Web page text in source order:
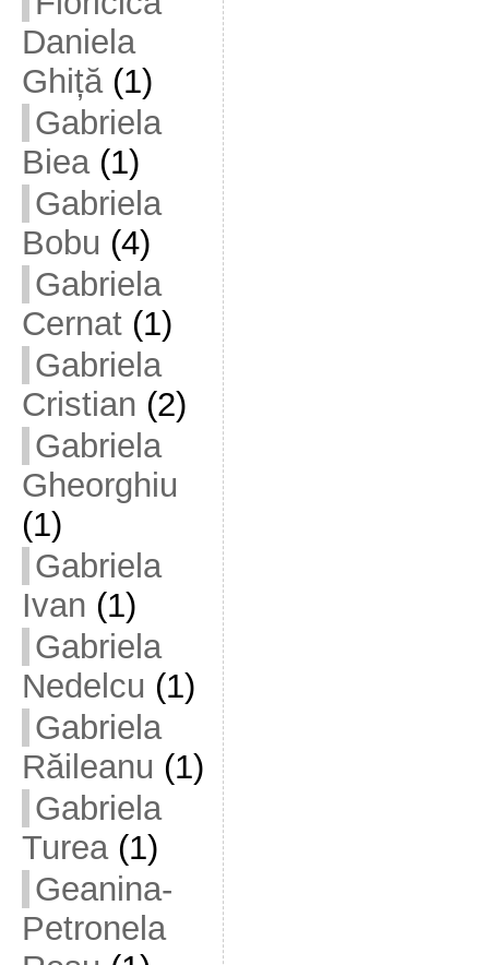
Daniela
Ghiță(1)
Gabriela
Biea(1)
Gabriela
Bobu (4)
Gabriela
Cernat(1)
Gabriela
Cristian (2)
Gabriela
Gheorghiu
(1)
Gabriela
Ivan (1)
Gabriela
Nedelcu (1)
Gabriela
Răileanu (1)
Gabriela
Turea(1)
Geanina-
Petronela